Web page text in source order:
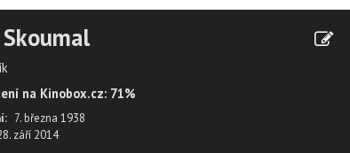
na Kinobox.cz: 71%
7. března 1938
září 2014